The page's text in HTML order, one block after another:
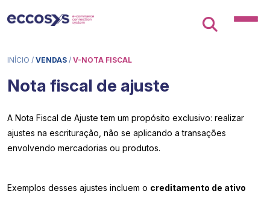
INÍCIO / VENDAS / V-NOTA FISCAL
Nota fiscal de ajuste
A Nota Fiscal de Ajuste tem um propósito exclusivo: realizar
ajustes na escrituração, não se aplicando a transações
envolvendo mercadorias ou produtos.
Exemplos desses ajustes incluem o creditamento de ativo